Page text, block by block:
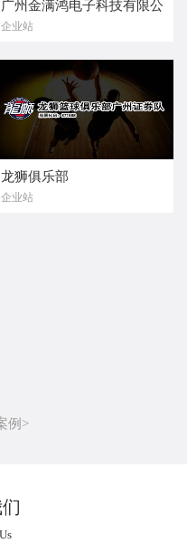
广州金满鸿电子科技有限公
司
企业站
龙狮俱乐部
企业站
例>